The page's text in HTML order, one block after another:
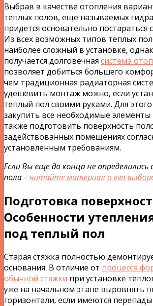
Выбрав в качестве отопления
теплых полов, еще называемых
придется основательно постараться
Из всех возможных типов теплых
наиболее сложный в установке,
получается долговечная система
позволяет добиться большего
чем традиционная радиаторная
удешевить монтаж можно, если
теплый пол своими руками. Для
закупить все необходимые
также подготовить поверхность
задействованных помещениях
установленным требованиям.
Если Вы еще до конца не определились
пола – читайте материал о его
Подготовка
Особенности
под теплый пол
Старая стяжка полностью
основания. В отличие от процесса
обычной стяжки при установке
уже на начальном этапе выровнять
горизонтали, если имеются